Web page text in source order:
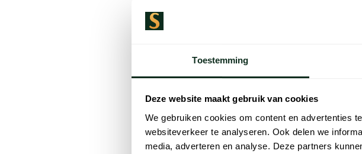
Toestemming
Deze website maakt gebruik van cookies
We gebruiken cookies om content en advertenties
websiteverkeer te analyseren. Ook delen we
media, adverteren en analyse. Deze partners
€ 59,95 € 47,96 - 20%